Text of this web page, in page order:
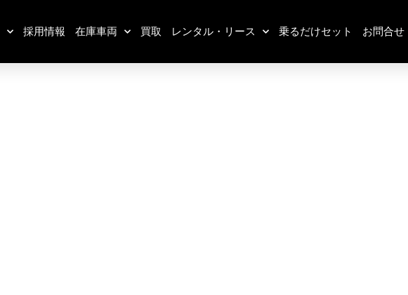
採用情報 在庫車両 買取 レンタル・リース 乗るだけセット お問合せ